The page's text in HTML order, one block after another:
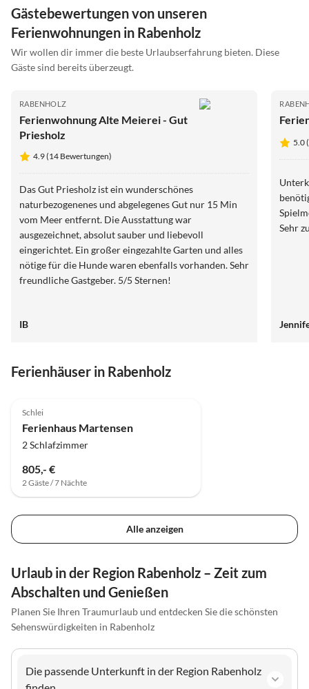
Gästebewertungen von unseren
Ferienwohnungen in Rabenholz
Wir wollen dir immer die beste Urlaubserfahrung bieten. Diese
Gäste sind bereits überzeugt.
RABENHOLZ
Ferienwohnung Alte Meierei - Gut
Priesholz
4.9 (14 Bewertungen)
Das Gut Priesholz ist ein wunderschönes
naturbezogenenes und abgelegenes Gut nur 15 Min
vom Meer entfernt. Die Ausstattung war
ausgezeichnet, absolut sauber und liebevoll
eingerichtet. Ein großer eingezahlte Garten und alles
nötige für die Hunde waren ebenfalls vorhanden. Sehr
freundliche Gastgeber. 5/5 Sternen!
IB
5.0
Sehr
Ferienhäuser in Rabenholz
Schlei
Ferienhaus Martensen
2 Schlafzimmer
805,- €
2 Gäste / 7 Nächte
Alle anzeigen
Urlaub in der Region Rabenholz – Zeit zum
Abschalten und Genießen
Planen Sie Ihren Traumurlaub und entdecken Sie die schönsten
Sehenswürdigkeiten in Rabenholz
Die passende Unterkunft in der Region Rabenholz